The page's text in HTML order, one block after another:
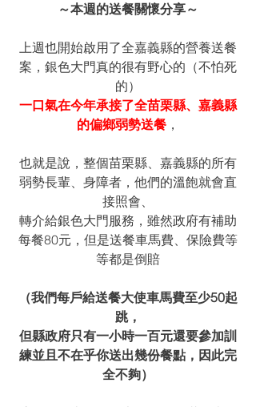
～本週的送餐關懷分享～
上週也開始啟用了全嘉義縣的營養送餐
案，銀色大門真的很有野心的（不怕死
的）
一口氣在今年承接了全苗栗縣、嘉義縣
的偏鄉弱勢送餐 ，
也就是說，整個苗栗縣、嘉義縣的所有
弱勢長輩、身障者，他們的溫飽就會直
接照會、
轉介給銀色大門服務，雖然政府有補助
每餐80元，但是送餐車馬費、保險費等
等都是倒賠
（我們每戶給送餐大使車馬費至少50起
跳，
但縣政府只有一小時一百元還要參加訓
練並且不在乎你送出幾份餐點，因此完
全不夠）